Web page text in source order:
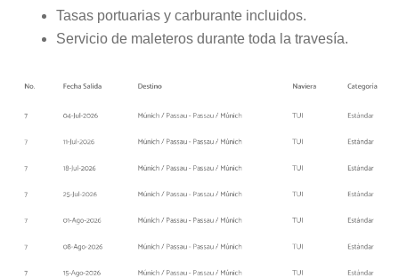
Tasas portuarias y carburante incluidos.
Servicio de maleteros durante toda la travesía.